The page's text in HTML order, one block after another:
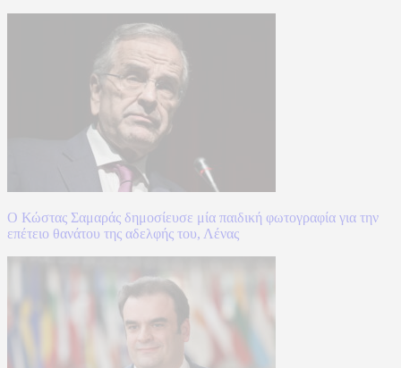
Ο Κώστας Σαμαράς δημοσίευσε μία παιδική φωτογραφία για την
επέτειο θανάτου της αδελφής του, Λένας